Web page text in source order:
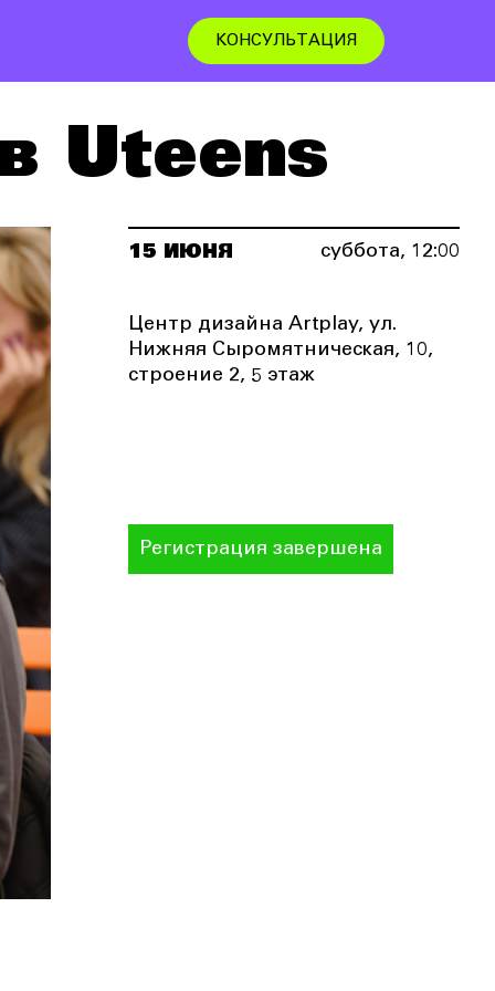
КОНСУЛЬТАЦИЯ
Uteens
15 ИЮНЯ суббота, 12:00
Центр дизайна Artplay, ул.
Нижняя Сыромятническая, 10,
строение 2, 5 этаж
Регистрация завершена